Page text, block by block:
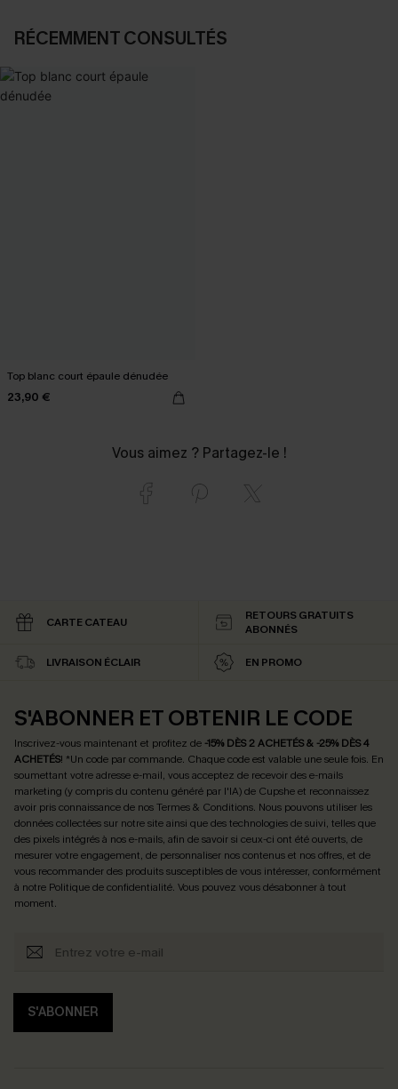
RÉCEMMENT CONSULTÉS
Top blanc court épaule dénudée
23,90 €
Vous aimez ? Partagez-le !
CARTE CATEAU
RETOURS GRATUITS
ABONNÉS
LIVRAISON ÉCLAIR EN PROMO
S'ABONNER ET OBTENIR LE CODE
Inscrivez-vous maintenant et profitez de -15% DÈS 2 ACHETÉS & -25% DÈS 4
ACHETÉS! *Un code par commande. Chaque code est valable une seule fois. En
soumettant votre adresse e-mail, vous acceptez de recevoir des e-mails
marketing (y compris du contenu généré par l'IA) de Cupshe et reconnaissez
avoir pris connaissance de nosTermes & Conditions. Nous pouvons utiliser les
données collectées sur notre site ainsi que des technologies de suivi, telles que
des pixels intégrés à nos e-mails, afin de savoir si ceux-ci ont été ouverts, de
mesurer votre engagement, de personnaliser nos contenus et nos offres, et de
vous recommander des produits susceptibles de vous intéresser, conformément
à notre Politique de confidentialité. Vous pouvez vous désabonner à tout
moment.
S'ABONNER